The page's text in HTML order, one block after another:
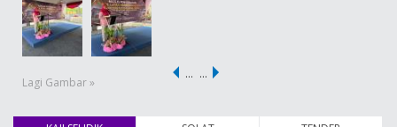
Lagi Gambar »
… …